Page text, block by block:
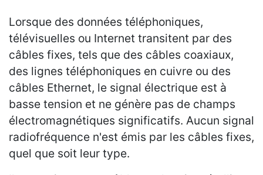
Lorsque des données téléphoniques,
télévisuelles ou Internet transitent par des
câbles fixes, tels que des câbles coaxiaux,
des lignes téléphoniques en cuivre ou des
câbles Ethernet, le signal électrique est à
basse tension et ne génère pas de champs
électromagnétiques significatifs. Aucun signal
radiofréquence n'est émis par les câbles fixes,
quel que soit leur type.